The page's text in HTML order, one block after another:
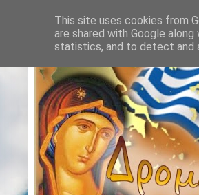
This site uses cookies from
are shared with Google
statistics, and to detect and